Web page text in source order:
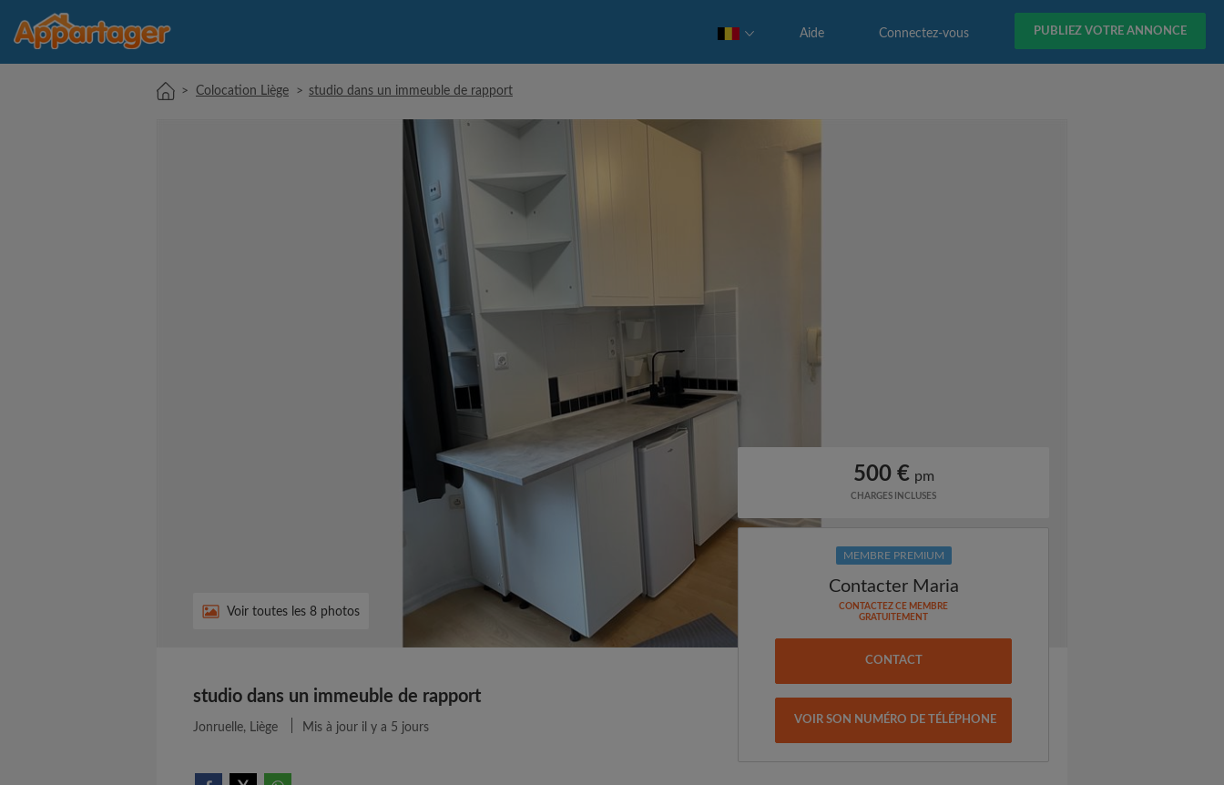
PUBLIEZ VOTRE ANNONCE
Connectez-vous
Aide
> Colocation Liège > studio dans un immeuble de rapport
Voir toutes les 8 photos
studio dans un immeuble de rapport
Jonruelle, Liège Mis à jour il y a 5 jours
500 € pm
CHARGES INCLUSES
MEMBRE PREMIUM
Contacter Maria
CONTACTEZ CE MEMBRE
GRATUITEMENT
CONTACT
VOIR SON NUMÉRO DE TÉLÉPHONE